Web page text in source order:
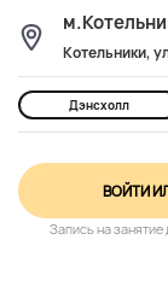
Котельники,
Дэнсхолл
ВОЙТИ
Запись на